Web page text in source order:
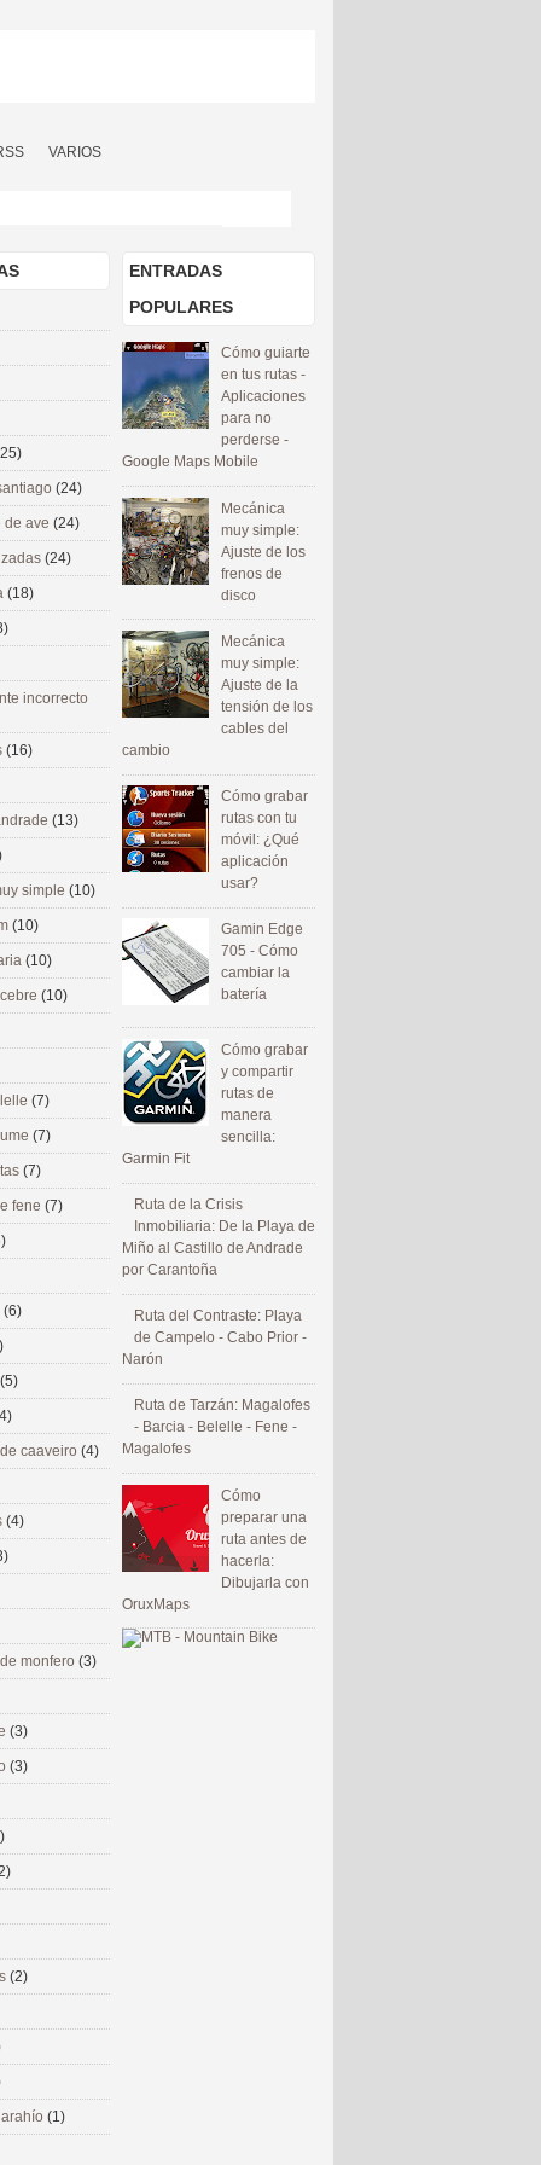
VARIOS
ENTRADAS
POPULARES
Cómo guiarte
en tus rutas -
Aplicaciones
para no
perderse -
Google Maps Mobile
Mecánica
muy simple:
Ajuste de los
frenos de
disco
Mecánica
muy simple:
Ajuste de la
tensión de los
cables del
cambio
Cómo grabar
rutas con tu
móvil: ¿Qué
aplicación
usar?
Gamin Edge
705 - Cómo
cambiar la
batería
Cómo grabar
y compartir
rutas de
manera
sencilla:
Garmin Fit
Ruta de la Crisis
Inmobiliaria: De la Playa de
Miño al Castillo de Andrade
por Carantoña
Ruta del Contraste: Playa
de Campelo - Cabo Prior -
Narón
Ruta de Tarzán: Magalofes
- Barcia - Belelle - Fene -
Magalofes
Cómo
preparar una
ruta antes de
hacerla:
Dibujarla con
OruxMaps
(24)
de ave (24)
(24)
(18)
incorrecto
(16)
(13)
simple (10)
(10)
(10)
(10)
(7)
(7)
(7)
fene (7)
(6)
(5)
caaveiro (4)
(4)
monfero (3)
(3)
(3)
(2)
(1)